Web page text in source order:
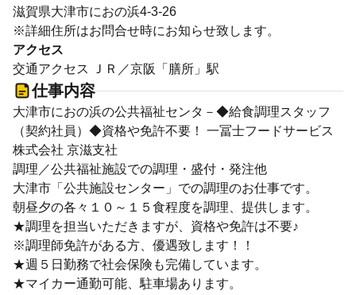
滋賀県大津市におの浜4-3-26
※詳細住所はお問合せ時にお知らせ致します。
アクセス
交通アクセス ＪＲ／京阪「膳所」駅
仕事内容
大津市におの浜の公共福祉センタ－◆給食調理スタッフ
（契約社員）◆資格や免許不要！ 一冨士フードサービス
株式会社 京滋支社
調理／公共福祉施設での調理・盛付・発注他
大津市「公共施設センター」での調理のお仕事です。
朝昼夕の各々１０～１５食程度を調理、提供します。
★調理を担当いただきますが、資格や免許は不要♪
※調理師免許がある方、優遇致します！！
★週５日勤務で社会保険も完備しています。
★マイカー通勤可能、駐車場あります。